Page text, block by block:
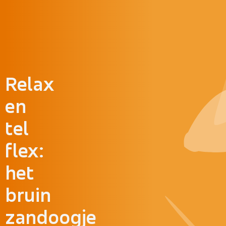
Relax
en
tel
flex:
het
bruin
zandoogje